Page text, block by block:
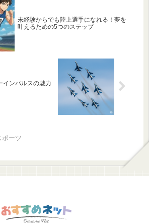
未経験からでも陸上選手になれる！夢を
叶えるための5つのステップ
インパルスの魅力
ポーツ